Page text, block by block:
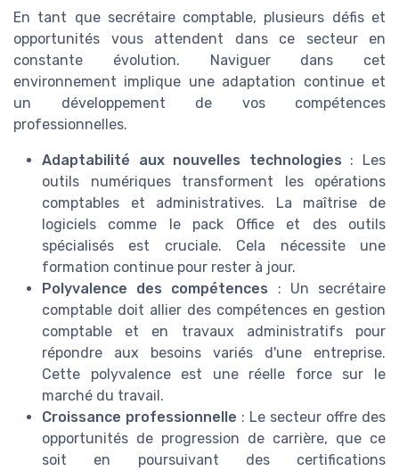
En tant que secrétaire comptable, plusieurs défis et
opportunités vous attendent dans ce secteur en
constante évolution. Naviguer dans cet
environnement implique une adaptation continue et
un développement de vos compétences
professionnelles.
Adaptabilité aux nouvelles technologies : Les
outils numériques transforment les opérations
comptables et administratives. La maîtrise de
logiciels comme le pack Office et des outils
spécialisés est cruciale. Cela nécessite une
formation continue pour rester à jour.
Polyvalence des compétences : Un secrétaire
comptable doit allier des compétences en gestion
comptable et en travaux administratifs pour
répondre aux besoins variés d'une entreprise.
Cette polyvalence est une réelle force sur le
marché du travail.
Croissance professionnelle : Le secteur offre des
opportunités de progression de carrière, que ce
soit en poursuivant des certifications